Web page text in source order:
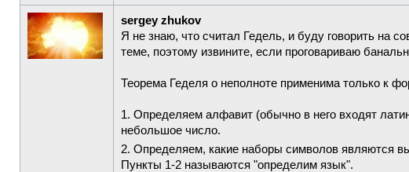
sergey zhukov
Я не знаю, что считал Гедель, и буду говорить на
теме, поэтому извините, если проговариваю
Теорема Геделя о неполноте применима только к
1. Определяем алфавит (обычно в него входят
небольшое число.
2. Определяем, какие наборы символов являются
Пункты 1-2 называются "определим язык".